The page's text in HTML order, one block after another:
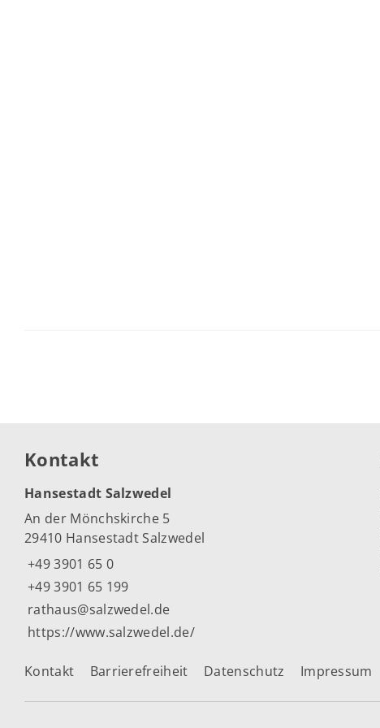
Kontakt
Hansestadt Salzwedel
An der Mönchskirche 5
29410 Hansestadt Salzwedel
+49 3901 65 0
+49 3901 65 199
rathaus@salzwedel.de
https://www.salzwedel.de/
Kontakt Barrierefreiheit Datenschutz Impressum